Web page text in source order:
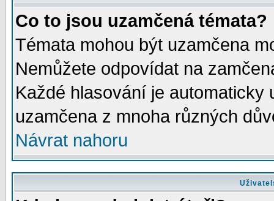
Co to jsou uzamčená témata?
Témata mohou být uzamčena
Nemůžete odpovídat na
Každé hlasování je automaticky
uzamčena z mnoha různých
Návrat nahoru